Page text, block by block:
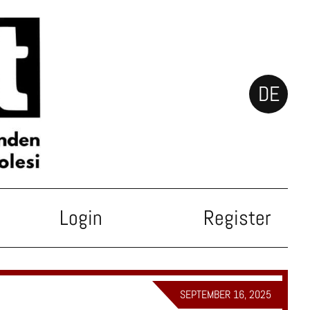
DE
Login Register
SEPTEMBER 16, 2025